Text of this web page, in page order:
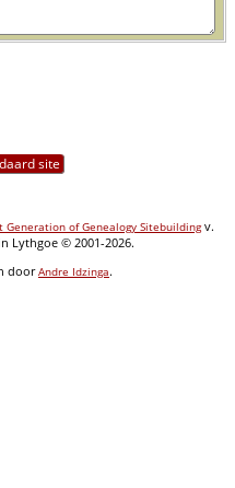
site
Generation of Genealogy Sitebuildingv.
Lythgoe © 2001-2026.
doorAndre Idzinga.